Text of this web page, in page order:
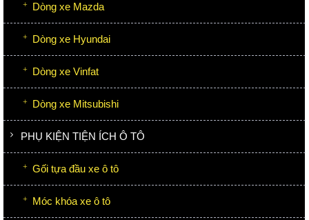
Dòng xe Mazda
Dòng xe Hyundai
Dòng xe Vinfat
Dòng xe Mitsubishi
PHỤ KIỆN TIỆN ÍCH Ô TÔ
Gối tựa đầu xe ô tô
Móc khóa xe ô tô